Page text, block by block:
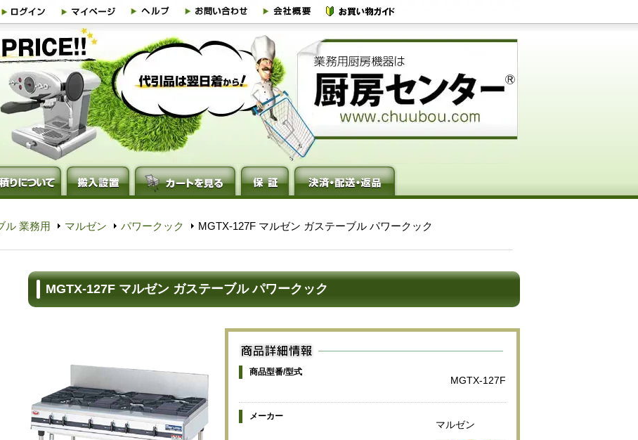
ル 業務用 マルゼン パワークック MGTX-127F マルゼン ガステーブル パワークック
MGTX-127F マルゼン ガステーブル パワークック
商品型番/型式
MGTX-127F
メーカー
マルゼン